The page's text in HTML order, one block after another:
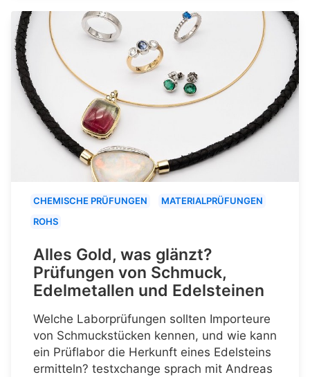
CHEMISCHE PRÜFUNGEN
MATERIALPRÜFUNGEN
ROHS
Alles Gold, was glänzt?
Prüfungen von Schmuck,
Edelmetallen und Edelsteinen
Welche Laborprüfungen sollten Importeure
von Schmuckstücken kennen, und wie kann
ein Prüflabor die Herkunft eines Edelsteins
ermitteln? testxchange sprach mit Andreas